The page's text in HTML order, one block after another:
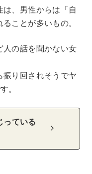
、男性からは「自
ことが多いもの。
人の話を聞かない女
り回されそうでヤ
。
っている